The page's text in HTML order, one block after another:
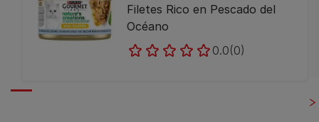
Filetes Rico en Pescado del
Océano
0.0(0)